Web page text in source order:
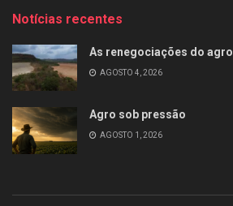
Notícias recentes
As renegociações do agro
AGOSTO 4, 2026
Agro sob pressão
AGOSTO 1, 2026